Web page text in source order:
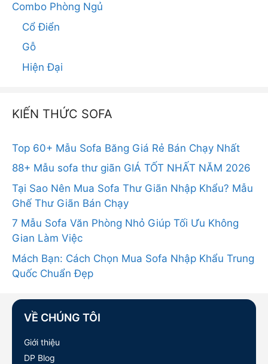
Combo Phòng Ngủ
Cổ Điển
Gỗ
Hiện Đại
KIẾN THỨC SOFA
Top 60+ Mẫu Sofa Băng Giá Rẻ Bán Chạy Nhất
88+ Mẫu sofa thư giãn GIÁ TỐT NHẤT NĂM 2026
Tại Sao Nên Mua Sofa Thư Giãn Nhập Khẩu? Mẫu
Ghế Thư Giãn Bán Chạy
7 Mẫu Sofa Văn Phòng Nhỏ Giúp Tối Ưu Không
Gian Làm Việc
Mách Bạn: Cách Chọn Mua Sofa Nhập Khẩu Trung
Quốc Chuẩn Đẹp
VỀ CHÚNG TÔI
Giới thiệu
DP Blog